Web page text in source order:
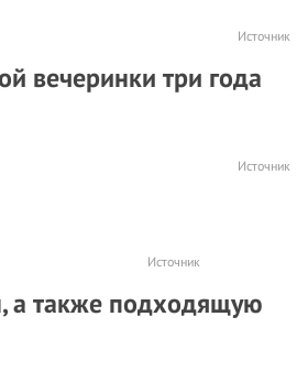
Источник
вечеринки три года
Источник
Источник
а также подходящую